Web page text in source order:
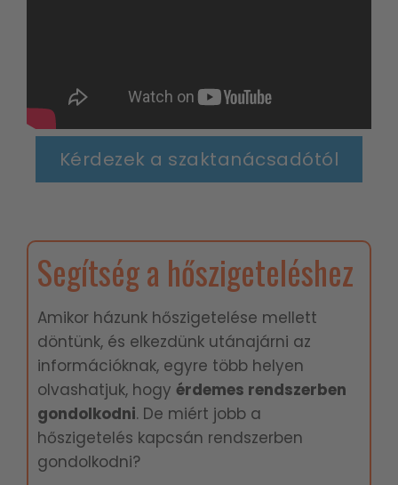
Kérdezek a szaktanácsadótól
Segítség a hőszigeteléshez
Amikor házunk hőszigetelése mellett
döntünk, és elkezdünk utánajárni az
információknak, egyre több helyen
olvashatjuk, hogy érdemes rendszerben
gondolkodni. De miért jobb a
hőszigetelés kapcsán rendszerben
gondolkodni?